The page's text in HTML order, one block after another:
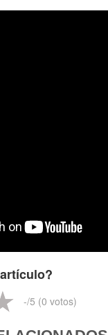
-/5 (0 votos)